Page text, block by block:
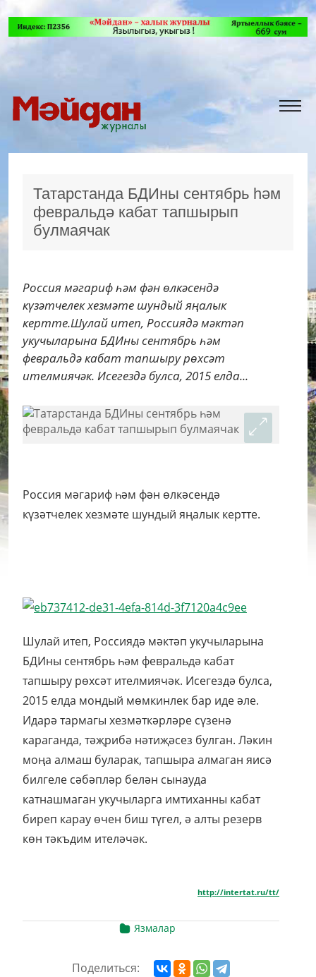
Татарстанда БДИны сентябрь һәм
февральдә кабат тапшырып
булмаячак
Россия мәгариф һәм фән өлкәсендә
күзәтчелек хезмәте шундый яңалык
кертте.Шулай итеп, Россиядә мәктәп
укучыларына БДИны сентябрь һәм
февральдә кабат тапшыру рөхсәт
ителмиячәк. Исегездә булса, 2015 елда...
Россия мәгариф һәм фән өлкәсендә
күзәтчелек хезмәте шундый яңалык кертте.
Шулай итеп, Россиядә мәктәп укучыларына
БДИны сентябрь һәм февральдә кабат
тапшыру рөхсәт ителмиячәк. Исегездә булса,
2015 елда мондый мөмкинлек бар иде әле.
Идарә тармагы хезмәткәрләре сүзенә
караганда, тәҗрибә нәтиҗәсез булган. Ләкин
моңа алмаш буларак, тапшыра алмаган яисә
билгеле сәбәпләр белән сынауда
катнашмаган укучыларга имтиханны кабат
биреп карау өчен биш түгел, ә алты резерв
көн тәкъдим ителәчәк.
http://intertat.ru/tt/
Язмалар
Поделиться: